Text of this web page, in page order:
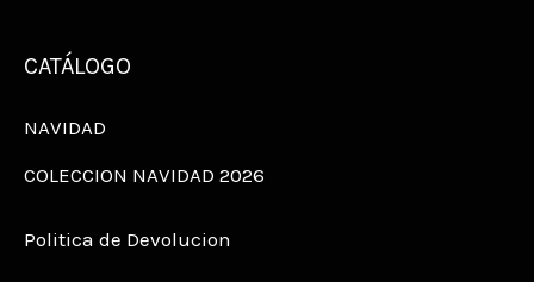
CATÁLOGO
NAVIDAD
COLECCION NAVIDAD 2026
Politica de Devolucion